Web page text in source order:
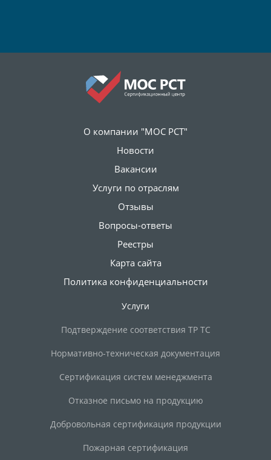
О компании "МОС РСТ"
Новости
Вакансии
Услуги по отраслям
Отзывы
Вопросы-ответы
Реестры
Карта сайта
Политика конфиденциальности
Услуги
Подтверждение соответствия ТР ТС
Нормативно-техническая документация
Сертификация систем менеджмента
Отказное письмо на продукцию
Добровольная сертификация продукции
Пожарная сертификация